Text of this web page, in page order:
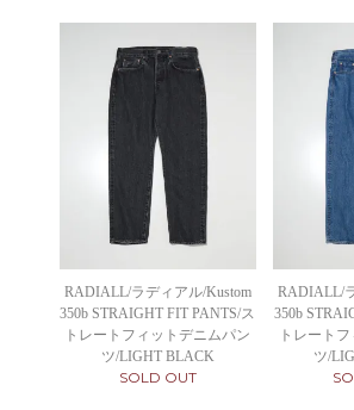
RADIALL/ラディアル/Kustom
350b STRAIGHT FIT PANTS/ス
トレートフィットデニムパン
ツ/LIGHT BLACK
SOLD OUT
RADIALL/
350b
トレート
ツ/